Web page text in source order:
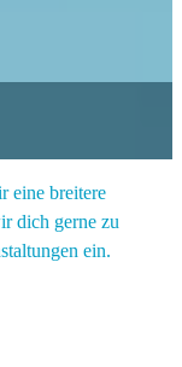
eine breitere
dich gerne zu
ein.